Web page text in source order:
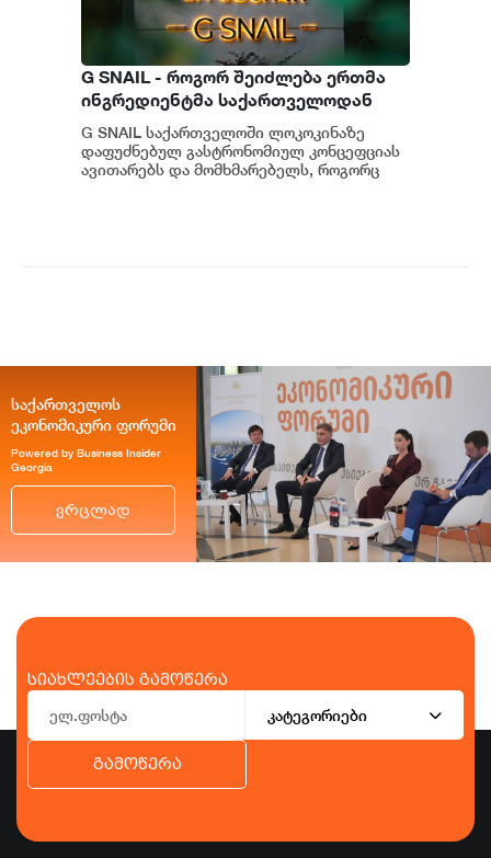
G SNAIL - როგორ შეიძლება ერთმა
ინგრედიენტმა საქართველოდან
საერთაშორისო კულინარიულ
კონცეფციას ჩაუყაროს საფუძველი
G SNAIL საქართველოში ლოკოკინაზე
დაფუძნებულ გასტრონომიულ კონცეფციას
ავითარებს და მომხმარებელს, როგორც
საქართველოს
ეკონომიკური ფორუმი
Powered by Business Insider
Georgia
ვრცლად
სიახლეების გამოწერა
კატეგორიები
გამოწერა